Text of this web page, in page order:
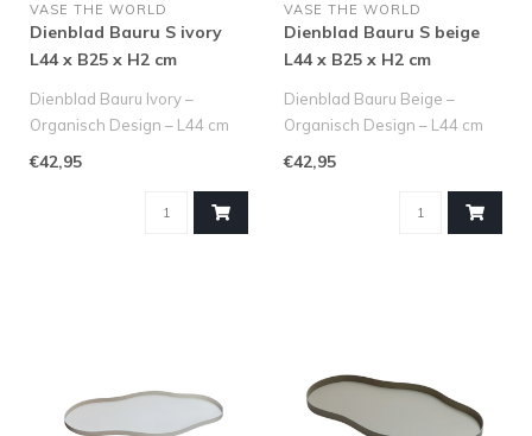
VASE THE WORLD
Dienblad Bauru S ivory
L44 x B25 x H2 cm
Dienblad Bauru Ivory –
Organisch Design – L44 cm
€42,95
VASE THE WORLD
Dienblad Bauru S beige
L44 x B25 x H2 cm
Dienblad Bauru Beige –
Organisch Design – L44 cm
€42,95